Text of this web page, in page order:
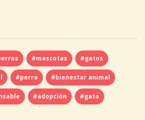
#mascotas #gatos
#perro #bienestar animal
#adopción #gato